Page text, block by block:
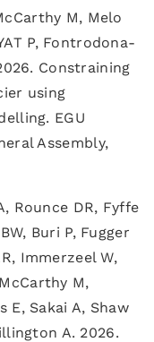
M, Melo
P, Fontrodona-
Constraining
using
EGU
Assembly,
Rounce DR, Fyffe
Buri P, Fugger
Immerzeel W,
M,
E, Sakai A, Shaw
A. 2026.